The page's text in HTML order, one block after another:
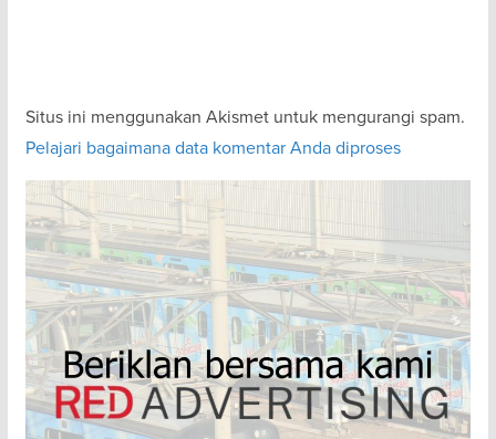
Situs ini menggunakan Akismet untuk mengurangi spam.
Pelajari bagaimana data komentar Anda diproses